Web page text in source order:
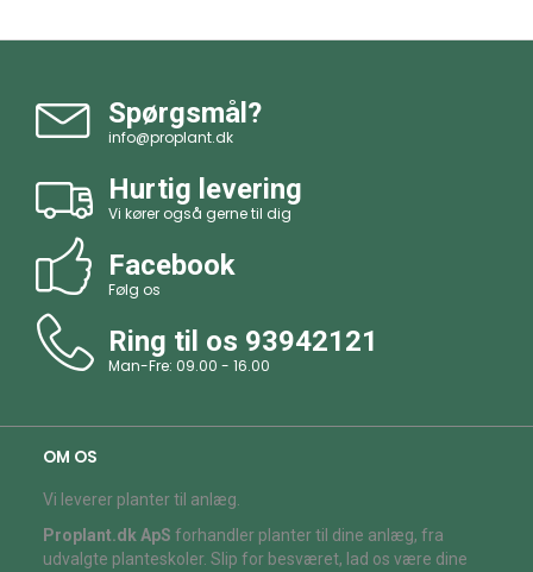
Spørgsmål?
info@proplant.dk
Hurtig levering
Vi kører også gerne til dig
Facebook
Følg os
Ring til os 93942121
Man-Fre: 09.00 - 16.00
OM OS
Vi leverer planter til anlæg.
Proplant.dk ApS forhandler planter til dine anlæg, fra
udvalgte planteskoler. Slip for besværet, lad os være dine